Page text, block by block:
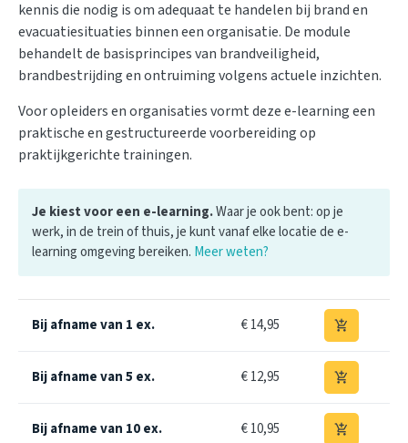
kennis die nodig is om adequaat te handelen bij brand en
evacuatiesituaties binnen een organisatie. De module
behandelt de basisprincipes van brandveiligheid,
brandbestrijding en ontruiming volgens actuele inzichten.
Voor opleiders en organisaties vormt deze e-learning een
praktische en gestructureerde voorbereiding op
praktijkgerichte trainingen.
Je kiest voor een e-learning.Waar je ook bent: op je
werk, in de trein of thuis, je kunt vanaf elke locatie de e-
learning omgeving bereiken. Meer weten?
Bij afname van 1 ex. € 14,95 add_shopping_cart
Bij afname van 5 ex. € 12,95 add_shopping_cart
Bij afname van 10 ex. € 10,95 add_shopping_cart